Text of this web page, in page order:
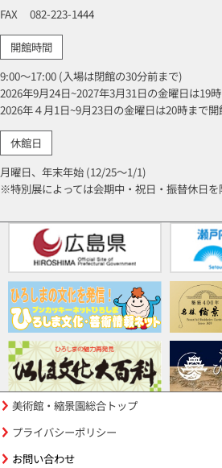
FAX
082-223-1444
開館時間
9:00～17:00 (入場は閉館の30分前まで)
2026年9月24日~2027年3月31日の金曜日は19
2026年４月1日~9月23日の金曜日は20時まで開
休館日
月曜日、年末年始 (12/25～1/1)
※特別展によっては会期中・祝日・振替休日を
美術館・縮景園総合トップ
プライバシーポリシー
お問い合わせ